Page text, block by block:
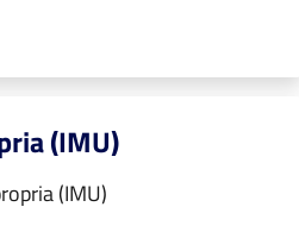
(IMU)
(IMU)